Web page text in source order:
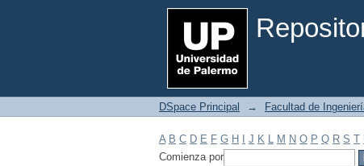
Filtrar por: Materia
DSpace Principal → Facultad de
A B C D E F G H J K L M N O P Q R S T
Comienza por